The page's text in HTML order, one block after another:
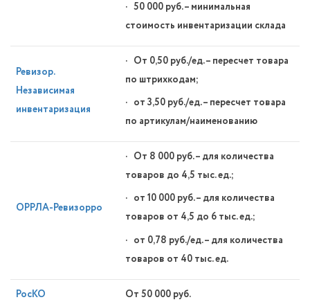
· 50 000 руб. – минимальная
стоимость инвентаризации склада
Ревизор.
Независимая
инвентаризация
· От 0,50 руб./ед. – пересчет товара
по штрихкодам;
· от 3,50 руб./ед. – пересчет товара
по артикулам/наименованию
ОРРЛА-Ревизорро
· От 8 000 руб. – для количества
товаров до 4,5 тыс. ед.;
· от 10 000 руб. – для количества
товаров от 4,5 до 6 тыс. ед.;
· от 0,78 руб./ед. – для количества
товаров от 40 тыс. ед.
РосКО От 50 000 руб.